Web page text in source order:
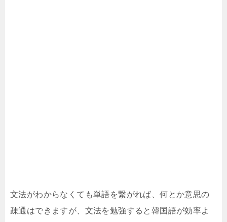
文法がわからなくても単語を繋がれば、何とか意思の
疎通はできますが、文法を勉強すると韓国語が効率よ